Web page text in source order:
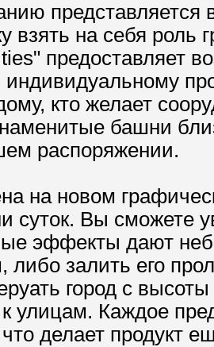
представляется
взять на себя роль
предоставляет
индивидуальному
кто желает
башни
распоряжении.
на новом
суток. Вы сможете
эффекты дают
либо залить его
город с
улицам. Каждое
делает продукт